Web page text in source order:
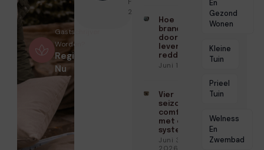
Februari 10,
2026
Hoe
brandwerende
doorvoeringen
levens kunnen
redden
Juni 10, 2026
Vier
seizoenen
comfort
met één
systeem
Juni 3,
En
Gezond
Wonen
Kleine
Tuin
Prieel
Tuin
Welness
En
Zwembad
Gastschrijver
Worden?
Registreer
Nu